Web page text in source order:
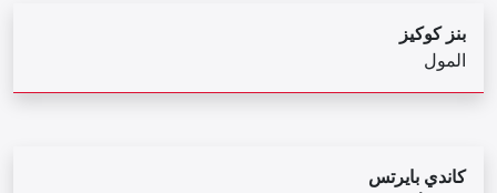
بنز كوكيز
المول
كاندي بايرتس